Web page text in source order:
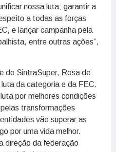
nossa luta; garantir a
a todas as forças
e lançar campanha pela
entre outras ações”,
do SintraSuper, Rosa de
da categoria e da FEC.
por melhores condições
transformações
vão superar as
por uma vida melhor.
direção da federação